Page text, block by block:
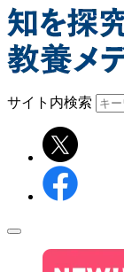
サイト内検索